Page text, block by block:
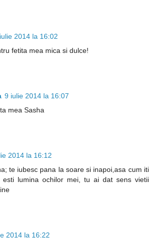
2014 la 16:02
fetita mea mica si dulce!
9 iulie 2014 la 16:07
mea Sasha
2014 la 16:12
te iubesc pana la soare si inapoi,asa cum iti
esti lumina ochilor mei, tu ai dat sens vietii
2014 la 16:22